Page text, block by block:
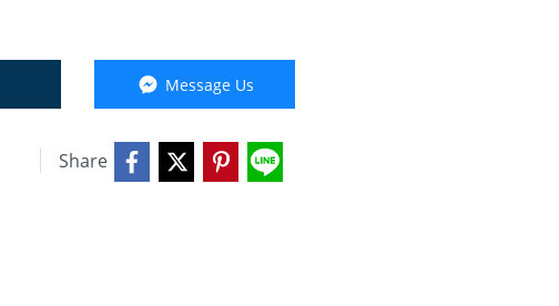
Message Us
Share